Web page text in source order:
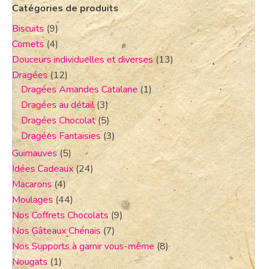
Catégories de produits
Biscuits(9)
Cornets(4)
Douceurs individuelles et diverses (13)
Dragées(12)
Dragées Amandes Catalane(1)
Dragées au détail(3)
Dragées Chocolat(5)
Dragées Fantaisies (3)
Guimauves (5)
Idées Cadeaux(24)
Macarons(4)
Moulages(44)
Nos Coffrets Chocolats (9)
Nos Gâteaux Chénais (7)
Nos Supports à garnir vous-même(8)
Nougats (1)